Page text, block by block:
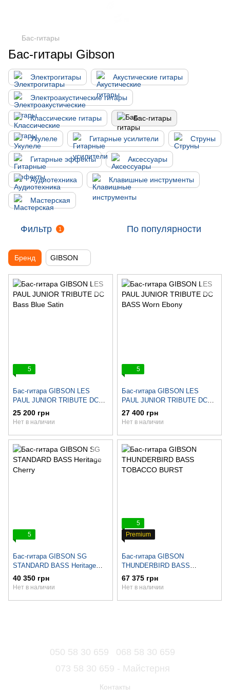
Бас-гитары
Бас-гитары Gibson
Электрогитары Акустические гитары
Электроакустические гитары
Классические гитары Бас-гитары
Укулеле Гитарные усилители Струны
Гитарные эффекты Аксессуары
Аудиотехника Клавишные инструменты
Мастерская
Фильтр 1 По популярности
Бренд GIBSON
5
Бас-гитара GIBSON LES
PAUL JUNIOR TRIBUTE DC
Bass Blue Satin
25 200 грн
Нет в наличии
5
Бас-гитара GIBSON LES
PAUL JUNIOR TRIBUTE DC
BASS Worn Ebony
27 400 грн
Нет в наличии
5
Бас-гитара GIBSON SG
STANDARD BASS Heritage
Cherry
40 350 грн
Нет в наличии
5
Premium
Бас-гитара GIBSON
THUNDERBIRD BASS
TOBACCO BURST
67 375 грн
Нет в наличии
050 58 30 659
068 58 30 659
073 58 30 659 - Майстерня
Контакты